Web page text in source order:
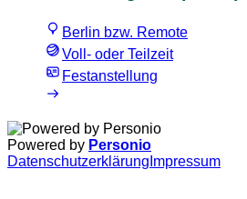
Berlin bzw. Remote
Voll- oder Teilzeit
Festanstellung
Powered by Personio
Datenschutzerklärung Impressum